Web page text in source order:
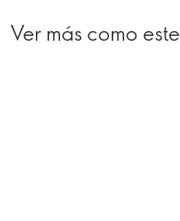
Ver más como este